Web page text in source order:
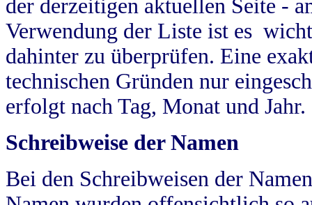
der derzeitigen aktuellen Seite -
Verwendung der Liste ist es
dahinter zu überprüfen. Eine
technischen Gründen nur
erfolgt nach Tag, Monat und Jahr.
Schreibweise der Namen
Bei den Schreibweisen der